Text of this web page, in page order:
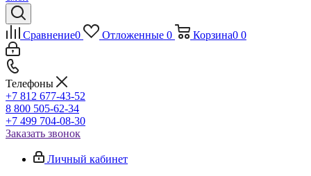
Сравнение0 Отложенные 0 Корзина0 0
Телефоны
+7 812 677-43-52
8 800 505-62-34
+7 499 704-08-30
Заказать звонок
Личный кабинет